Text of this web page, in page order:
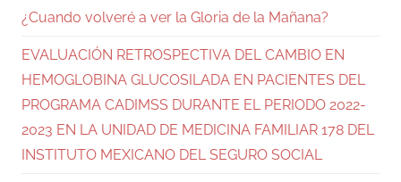
¿Cuando volveré a ver la Gloria de la Mañana?
EVALUACIÓN RETROSPECTIVA DEL CAMBIO EN
HEMOGLOBINA GLUCOSILADA EN PACIENTES DEL
PROGRAMA CADIMSS DURANTE EL PERIODO 2022-
2023 EN LA UNIDAD DE MEDICINA FAMILIAR 178 DEL
INSTITUTO MEXICANO DEL SEGURO SOCIAL